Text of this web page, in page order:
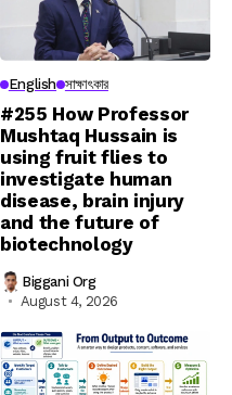
English সাক্ষাৎকার
#255 How Professor
Mushtaq Hussain is
using fruit flies to
investigate human
disease, brain injury
and the future of
biotechnology
Biggani Org
August 4, 2026